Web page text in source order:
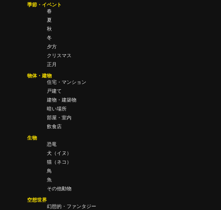
季節・イベント
春
夏
秋
冬
夕方
クリスマス
正月
物体・建物
住宅・マンション
戸建て
建物・建築物
暗い場所
部屋・室内
飲食店
生物
恐竜
犬（イヌ）
猫（ネコ）
鳥
魚
その他動物
空想世界
幻想的・ファンタジー